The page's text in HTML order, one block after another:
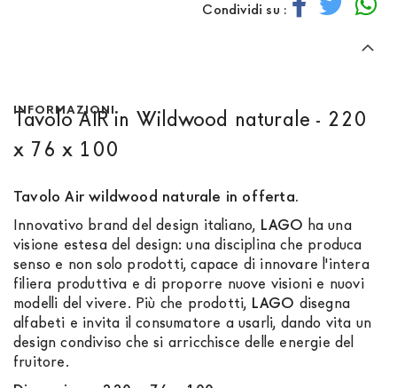
Condividi su :
INFORMAZIONI
Tavolo AIR in Wildwood naturale - 220
x 76 x 100
Tavolo Air wildwood naturale in offerta.
Innovativo brand del design italiano, LAGO ha una
visione estesa del design: una disciplina che produca
senso e non solo prodotti, capace di innovare l'intera
filiera produttiva e di proporre nuove visioni e nuovi
modelli del vivere. Più che prodotti, LAGO disegna
alfabeti e invita il consumatore a usarli, dando vita un
design condiviso che si arricchisce delle energie del
fruitore.